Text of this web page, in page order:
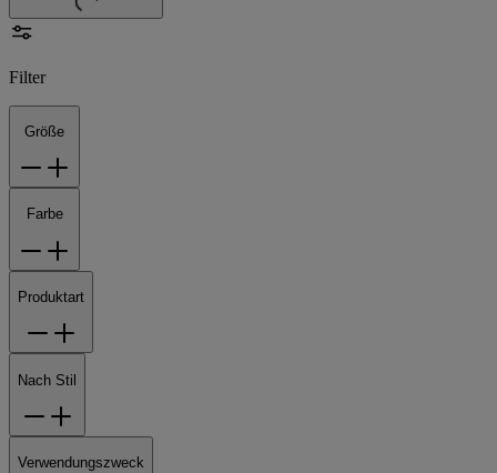
Filter
Größe
Farbe
Produktart
Nach Stil
Verwendungszweck